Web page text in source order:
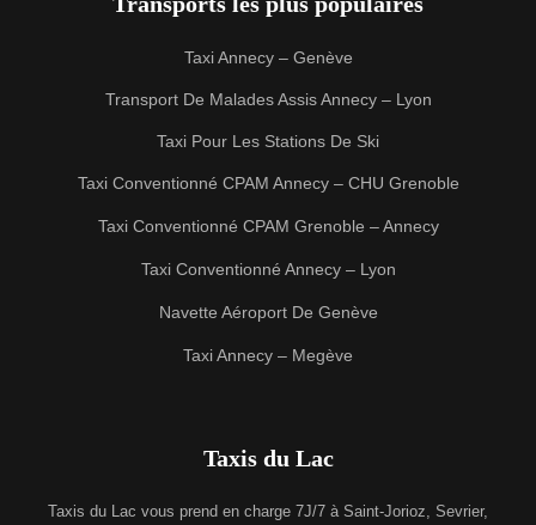
Taxi Annecy – Genève
Transport De Malades Assis Annecy – Lyon
Taxi Pour Les Stations De Ski
Taxi Conventionné CPAM Annecy – CHU Grenoble
Taxi Conventionné CPAM Grenoble – Annecy
Taxi Conventionné Annecy – Lyon
Navette Aéroport De Genève
Taxi Annecy – Megève
Taxis du Lac
Taxis du Lac vous prend en charge 7J/7 à Saint-Jorioz, Sevrier,